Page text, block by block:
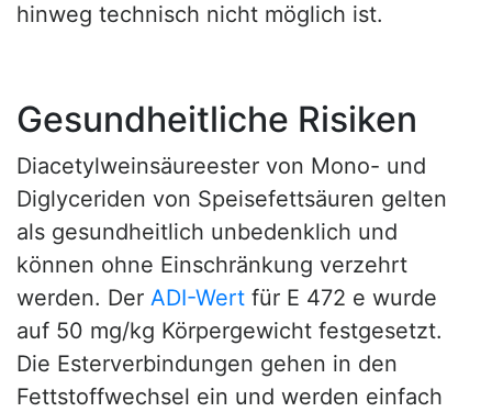
hinweg technisch nicht möglich ist.
Gesundheitliche Risiken
Diacetylweinsäureester von Mono- und
Diglyceriden von Speisefettsäuren gelten
als gesundheitlich unbedenklich und
können ohne Einschränkung verzehrt
werden. Der ADI-Wert für E 472 e wurde
auf 50 mg/kg Körpergewicht festgesetzt.
Die Esterverbindungen gehen in den
Fettstoffwechsel ein und werden einfach